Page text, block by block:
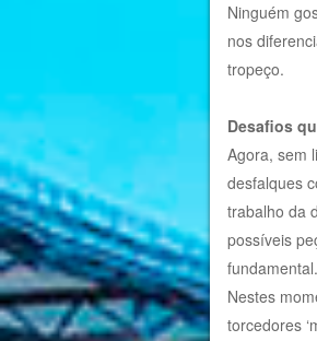
Ninguém
nos
tropeço.
Desafios
Agora, sem
desfalques
trabalho da
possíveis
fundamental.
Nestes
torcedores